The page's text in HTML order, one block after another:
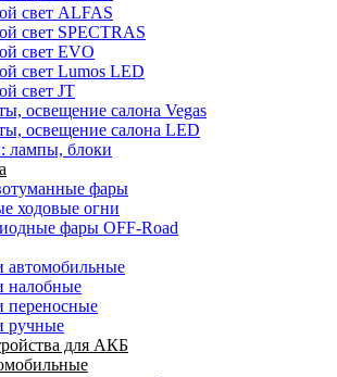
свет ALFAS
свет SPECTRAS
свет EVO
свет Lumos LED
свет JT
освещение салона Vegas
освещение салона LED
лампы, блоки
фары
ходовые огни
фары OFF-Road
автомобильные
налобные
переносные
ручные
для АКБ